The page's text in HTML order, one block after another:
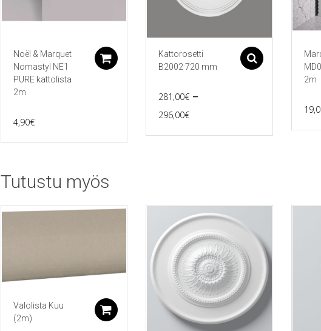
Noël & Marquet
Nomastyl NE1
PURE kattolista
2m
4,90€
Lisää ostoskoriin
Kattorosetti
B2002 720 mm
281,00€ –
296,00€Price
range:
Asetukset
valinnat
tuotteen
sivulla.
2m
Tutustu myös
Valolista Kuu
(2m)
Lisää ostoskoriin